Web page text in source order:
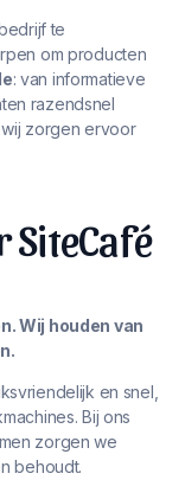
te
om producten
: van informatieve
razendsnel
zorgen ervoor
SiteCafé
Wij houden van
en snel,
Bij ons
zorgen we
behoudt.